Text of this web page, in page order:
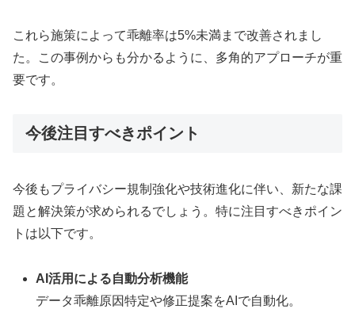
これら施策によって乖離率は5%未満まで改善されまし
た。この事例からも分かるように、多角的アプローチが重
要です。
今後注目すべきポイント
今後もプライバシー規制強化や技術進化に伴い、新たな課
題と解決策が求められるでしょう。特に注目すべきポイン
トは以下です。
AI活用による自動分析機能
データ乖離原因特定や修正提案をAIで自動化。